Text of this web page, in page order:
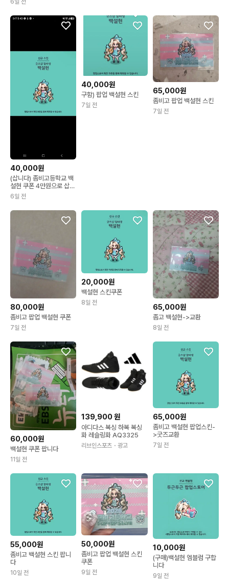
6일 전
40,000원
(삽니다) 좀비고등학교 백
설현 쿠폰 4만원으로 삽니
다
6일 전
40,000원
구함) 팝업 백설현 스킨
7일 전
65,000원
좀비고 팝업 백설현 스킨
7일 전
80,000원
좀비고 팝업 백설현 쿠폰
7일 전
20,000원
백설현 스킨쿠폰
8일 전
65,000원
좀고 백설현->교환
8일 전
60,000원
백설현 쿠폰 팝니다
11일 전
139,900원
아디다스 복싱 하복 복싱
화 레슬링화 AQ3325
리브인스포츠 ・광고
65,000원
좀비고 백설현 팝업스킨-
>굿즈교환
7일 전
55,000원
좀비고 백설현 스킨 팝니
다
10일 전
50,000원
좀비고 팝업 백설현 스킨
쿠폰
9일 전
10,000원
(구매)백설현 엠블럼 구합
니다
9일 전